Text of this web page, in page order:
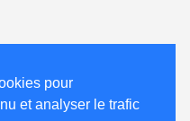
pour
et analyser le trafic